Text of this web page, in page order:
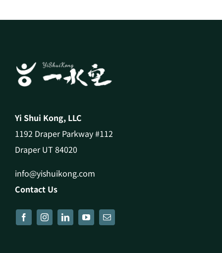
Yi Shui Kong, LLC
1192 Draper Parkway #112
Draper UT 84020
info@yishuikong.com
Contact Us